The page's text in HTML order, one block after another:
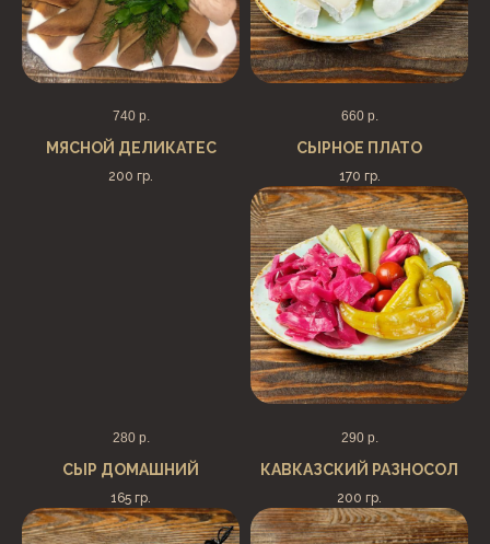
740 р.
МЯСНОЙ ДЕЛИКАТЕС
200 гр.
660 р.
СЫРНОЕ ПЛАТО
170 гр.
280 р.
СЫР ДОМАШНИЙ
165 гр.
290 р.
КАВКАЗСКИЙ РАЗНОСОЛ
200 гр.